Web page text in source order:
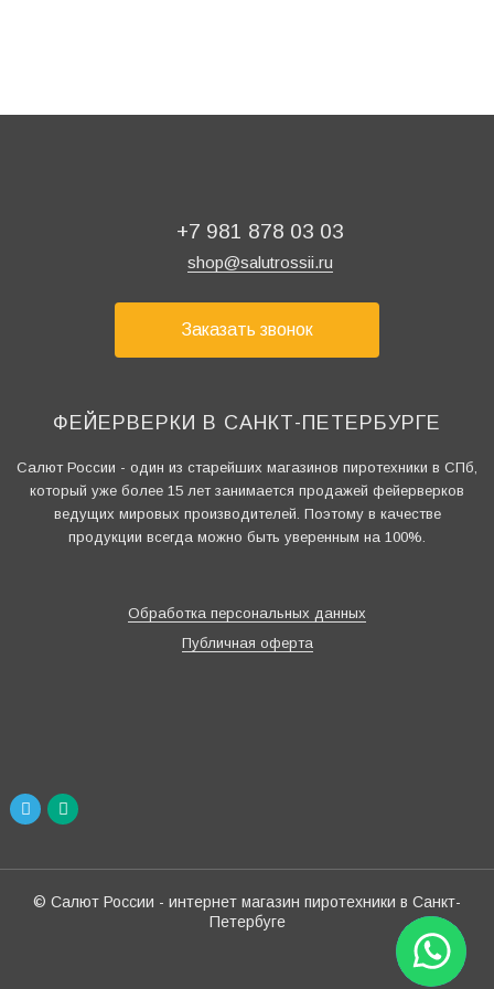
+7 981 878 03 03
shop@salutrossii.ru
Заказать звонок
ФЕЙЕРВЕРКИ В САНКТ-ПЕТЕРБУРГЕ
Салют России - один из старейших магазинов пиротехники в СПб,
который уже более 15 лет занимается продажей фейерверков
ведущих мировых производителей. Поэтому в качестве
продукции всегда можно быть уверенным на 100%.
Обработка персональных данных
Публичная оферта
© Салют России - интернет магазин пиротехники в Санкт-
Петербуге